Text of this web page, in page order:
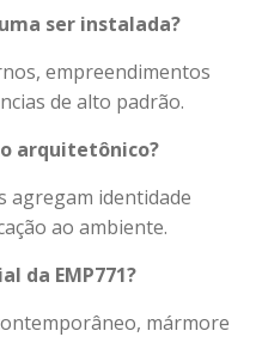
ser instalada?
empreendimentos
de alto padrão.
arquitetônico?
agregam identidade
ao ambiente.
da EMP771?
mármore